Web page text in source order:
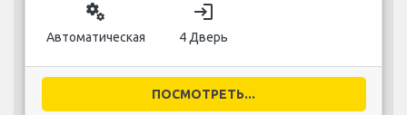
miscellaneous_services
Автоматическая
login
4 Дверь
ПОСМОТРЕТЬ...